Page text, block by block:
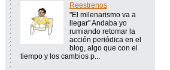
Reestrenos
"El milenarismo va a
llegar" Andaba yo
rumiando retomar la
acción periódica en el
blog, algo que con el
tiempo y los cambios p...